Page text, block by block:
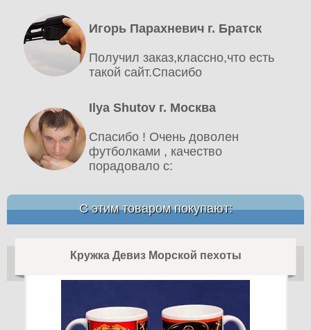
Игорь Парахневич г. Братск
Получил заказ,классно,что есть
такой сайт.Спасибо
Ilya Shutov г. Москва
Спасибо ! Очень доволен
футболками , качество
порадовало c:
С этим товаром покупают:
Кружка Девиз Морской пехоты